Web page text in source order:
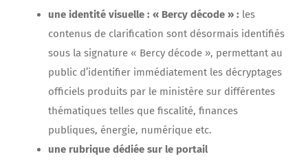
une identité visuelle : « Bercy décode » : les
contenus de clarification sont désormais identifiés
sous la signature « Bercy décode », permettant au
public d’identifier immédiatement les décryptages
officiels produits par le ministère sur différentes
thématiques telles que fiscalité, finances
publiques, énergie, numérique etc.
une rubrique dédiée sur le portail